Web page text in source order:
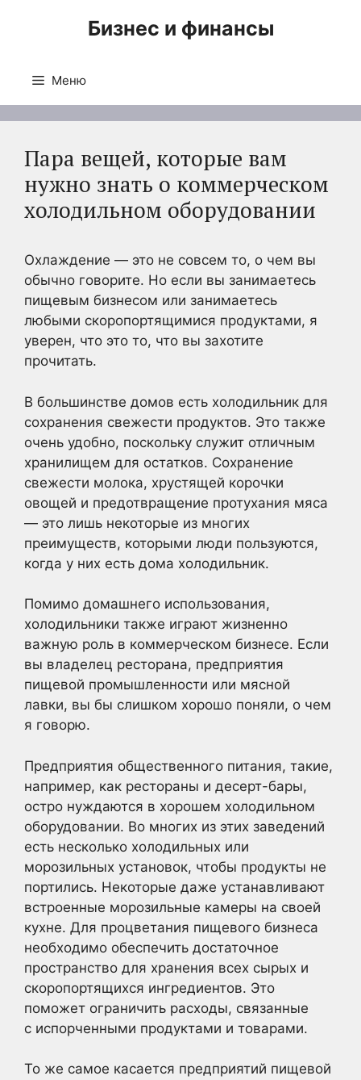
Бизнес и финансы
Меню
Пара вещей, которые вам
нужно знать о коммерческом
холодильном оборудовании
Охлаждение — это не совсем то, о чем вы
обычно говорите. Но если вы занимаетесь
пищевым бизнесом или занимаетесь
любыми скоропортящимися продуктами, я
уверен, что это то, что вы захотите
прочитать.
В большинстве домов есть холодильник для
сохранения свежести продуктов. Это также
очень удобно, поскольку служит отличным
хранилищем для остатков. Сохранение
свежести молока, хрустящей корочки
овощей и предотвращение протухания мяса
— это лишь некоторые из многих
преимуществ, которыми люди пользуются,
когда у них есть дома холодильник.
Помимо домашнего использования,
холодильники также играют жизненно
важную роль в коммерческом бизнесе. Если
вы владелец ресторана, предприятия
пищевой промышленности или мясной
лавки, вы бы слишком хорошо поняли, о чем
я говорю.
Предприятия общественного питания, такие,
например, как рестораны и десерт-бары,
остро нуждаются в хорошем холодильном
оборудовании. Во многих из этих заведений
есть несколько холодильных или
морозильных установок, чтобы продукты не
портились. Некоторые даже устанавливают
встроенные морозильные камеры на своей
кухне. Для процветания пищевого бизнеса
необходимо обеспечить достаточное
пространство для хранения всех сырых и
скоропортящихся ингредиентов. Это
поможет ограничить расходы, связанные
с испорченными продуктами и товарами.
То же самое касается предприятий пищевой